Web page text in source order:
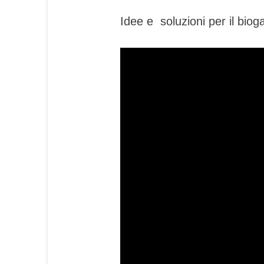
Idee e soluzioni per il